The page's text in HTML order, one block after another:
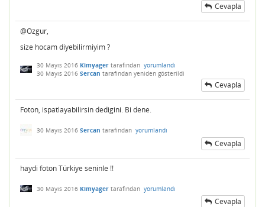
Cevapla
@Ozgur,
size hocam diyebilirmiyim ?
30 Mayıs 2016 Kimyager tarafından yorumlandı
30 Mayıs 2016 Sercan tarafından yeniden gösterildi
Cevapla
Foton, ispatlayabilirsin dedigini. Bi dene.
30 Mayıs 2016 Sercan tarafından yorumlandı
Cevapla
haydi foton Türkiye seninle !!
30 Mayıs 2016 Kimyager tarafından yorumlandı
Cevapla